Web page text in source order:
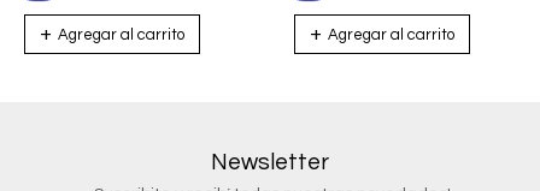
Newsletter